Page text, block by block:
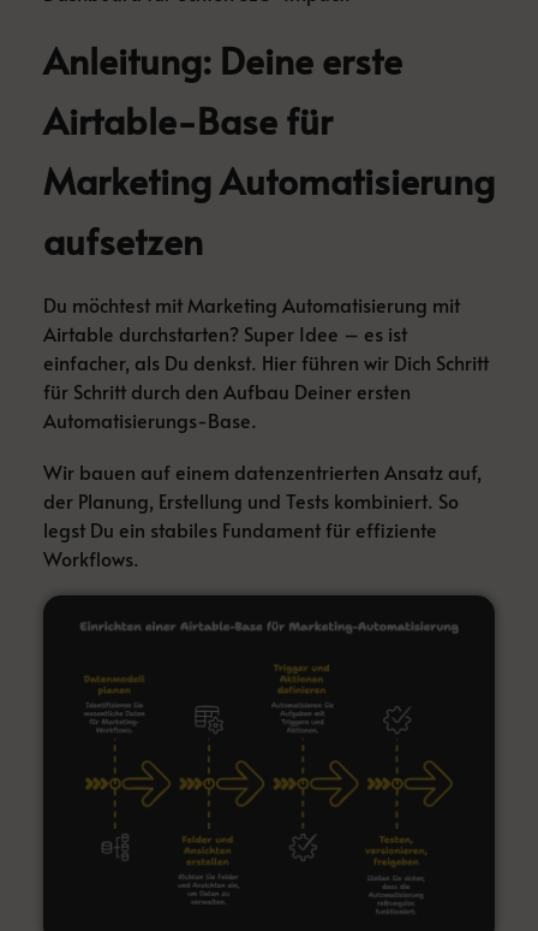
Anleitung: Deine erste
Airtable-Base für
Marketing Automatisierung
aufsetzen
Du möchtest mit Marketing Automatisierung mit
Airtable durchstarten? Super Idee – es ist
einfacher, als Du denkst. Hier führen wir Dich Schritt
für Schritt durch den Aufbau Deiner ersten
Automatisierungs-Base.
Wir bauen auf einem datenzentrierten Ansatz auf,
der Planung, Erstellung und Tests kombiniert. So
legst Du ein stabiles Fundament für effiziente
Workflows.